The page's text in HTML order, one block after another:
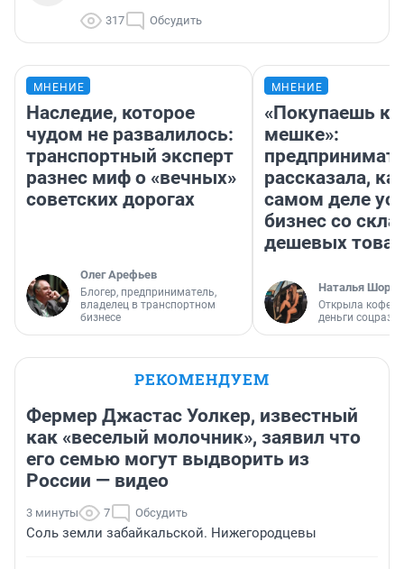
317 Обсудить
МНЕНИЕ
Наследие, которое
чудом не развалилось:
транспортный эксперт
разнес миф о «вечных»
советских дорогах
Олег Арефьев
Блогер, предприниматель,
владелец в транспортном
бизнесе
МНЕНИЕ
«Покупаешь
мешке»:
рассказала,
самом деле
бизнес со
дешевых
Наталья
Открыла
деньги
РЕКОМЕНДУЕМ
Фермер Джастас Уолкер, известный
как «веселый молочник», заявил что
его семью могут выдворить из
России — видео
3 минуты 7 Обсудить
Соль земли забайкальской. Нижегородцевы